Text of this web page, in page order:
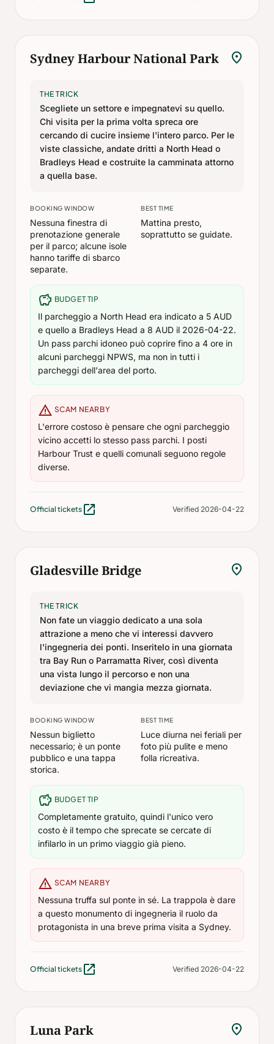
Sydney Harbour National Park location_on
THE TRICK
Scegliete un settore e impegnatevi su quello.
Chi visita per la prima volta spreca ore
cercando di cucire insieme l'intero parco. Per le
viste classiche, andate dritti a North Head o
Bradleys Head e costruite la camminata attorno
a quella base.
BOOKING WINDOW
Nessuna finestra di
prenotazione generale
per il parco; alcune isole
hanno tariffe di sbarco
separate.
BEST TIME
Mattina presto,
soprattutto se guidate.
savings BUDGET TIP
Il parcheggio a North Head era indicato a 5 AUD
e quello a Bradleys Head a 8 AUD il 2026-04-22.
Un pass parchi idoneo può coprire fino a 4 ore in
alcuni parcheggi NPWS, ma non in tutti i
parcheggi dell'area del porto.
warning SCAM NEARBY
L'errore costoso è pensare che ogni parcheggio
vicino accetti lo stesso pass parchi. I posti
Harbour Trust e quelli comunali seguono regole
diverse.
Official tickets open_in_new Verified 2026-04-22
Gladesville Bridge location_on
THE TRICK
Non fate un viaggio dedicato a una sola
attrazione a meno che vi interessi davvero
l'ingegneria dei ponti. Inseritelo in una giornata
tra Bay Run o Parramatta River, così diventa
una vista lungo il percorso e non una
deviazione che vi mangia mezza giornata.
BOOKING WINDOW
Nessun biglietto
necessario; è un ponte
pubblico e una tappa
storica.
BEST TIME
Luce diurna nei feriali per
foto più pulite e meno
folla ricreativa.
savings BUDGET TIP
Completamente gratuito, quindi l'unico vero
costo è il tempo che sprecate se cercate di
infilarlo in un primo viaggio già pieno.
warning SCAM NEARBY
Nessuna truffa sul ponte in sé. La trappola è dare
a questo monumento di ingegneria il ruolo da
protagonista in una breve prima visita a Sydney.
Official tickets open_in_new Verified 2026-04-22
Luna Park location_on